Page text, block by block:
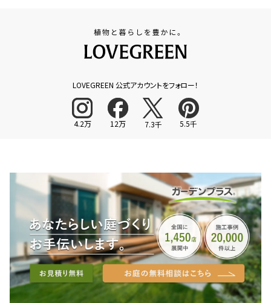
LOVEGREEN 公式アカウントをフォロー！
4.2万 12万 7.3千 5.5千